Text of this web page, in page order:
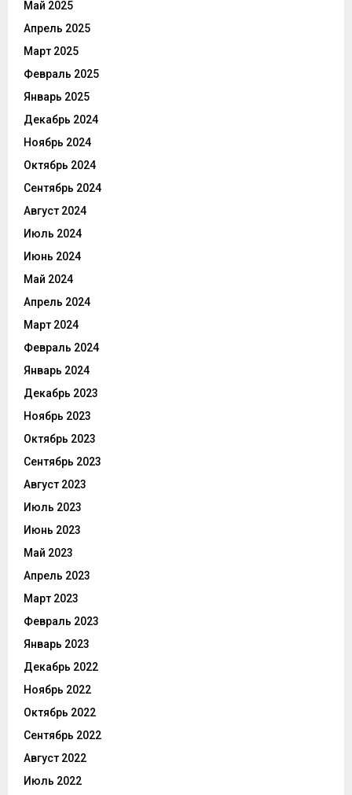
Май 2025
Апрель 2025
Март 2025
Февраль 2025
Январь 2025
Декабрь 2024
Ноябрь 2024
Октябрь 2024
Сентябрь 2024
Август 2024
Июль 2024
Июнь 2024
Май 2024
Апрель 2024
Март 2024
Февраль 2024
Январь 2024
Декабрь 2023
Ноябрь 2023
Октябрь 2023
Сентябрь 2023
Август 2023
Июль 2023
Июнь 2023
Май 2023
Апрель 2023
Март 2023
Февраль 2023
Январь 2023
Декабрь 2022
Ноябрь 2022
Октябрь 2022
Сентябрь 2022
Август 2022
Июль 2022